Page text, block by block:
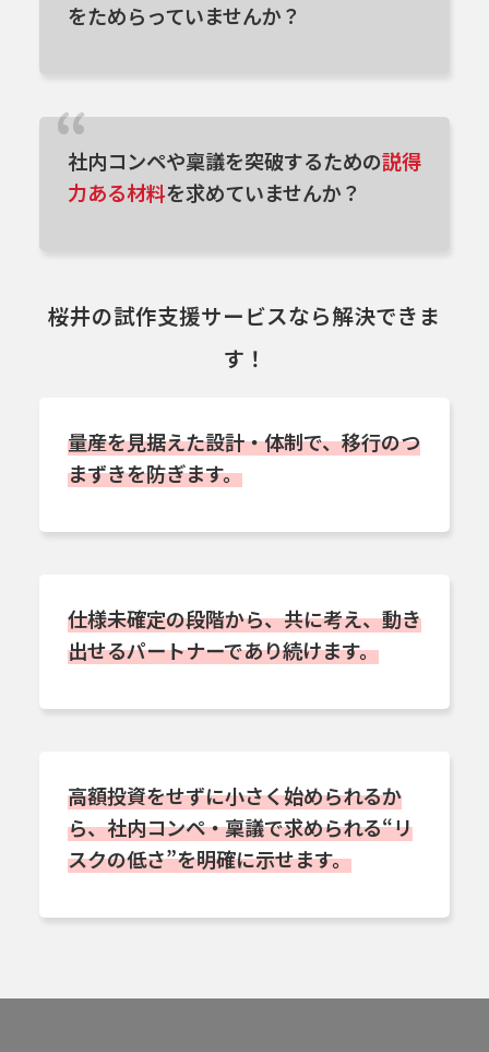
をためらっていませんか？
社内コンペや稟議を突破するための説得
力ある材料を求めていませんか？
桜井の試作支援サービスなら解決できま
す！
量産を見据えた設計・体制で、移行のつ
まずきを防ぎます。
仕様未確定の段階から、共に考え、動き
出せるパートナーであり続けます。
高額投資をせずに小さく始められるか
ら、社内コンペ・稟議で求められる“リ
スクの低さ”を明確に示せます。